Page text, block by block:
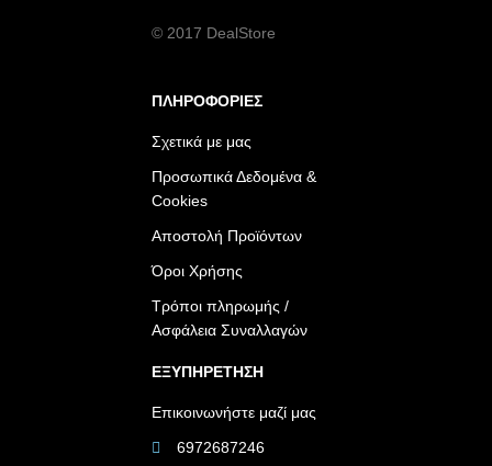
© 2017 DealStore
ΠΛΗΡΟΦΟΡΙΕΣ
Σχετικά με μας
Προσωπικά Δεδομένα &
Cookies
Αποστολή Προϊόντων
Όροι Χρήσης
Τρόποι πληρωμής /
Ασφάλεια Συναλλαγών
ΕΞΥΠΗΡΕΤΗΣΗ
Επικοινωνήστε μαζί μας
6972687246